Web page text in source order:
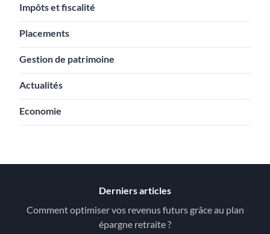
Impôts et fiscalité
Placements
Gestion de patrimoine
Actualités
Economie
Derniers articles
Comment optimiser vos revenus futurs grâce au plan
épargne retraite ?